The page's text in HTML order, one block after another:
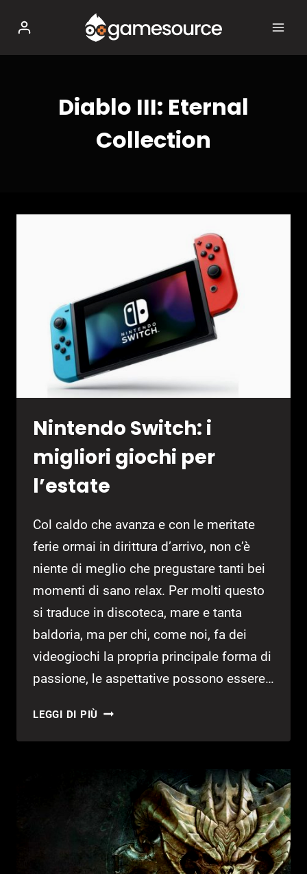
contenuto
Diablo III: Eternal
Collection
Nintendo Switch: i
migliori giochi per
l’estate
Col caldo che avanza e con le meritate
ferie ormai in dirittura d’arrivo, non c’è
niente di meglio che pregustare tanti bei
momenti di sano relax. Per molti questo
si traduce in discoteca, mare e tanta
baldoria, ma per chi, come noi, fa dei
videogiochi la propria principale forma di
passione, le aspettative possono essere…
LEGGI DI PIÙ NINTENDO
I
GIOCHI
PER
L’ESTATE